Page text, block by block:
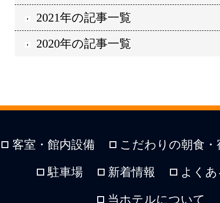
2021年の記事一覧
2020年の記事一覧
客室・館内設備 こだわりの朝食
駐車場 新着情報 よく
当ホテルについて